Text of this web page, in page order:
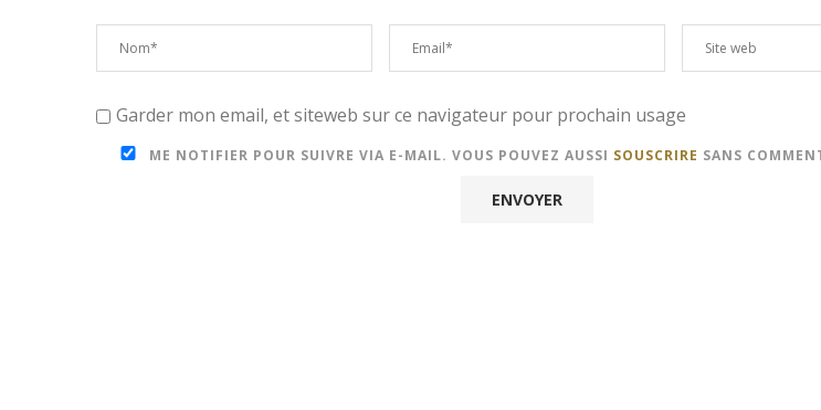
Garder mon email, et siteweb sur ce navigateur pour prochain usage